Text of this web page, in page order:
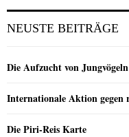
NEUSTE BEITRÄGE
Die Aufzucht von
Internationale Aktion gegen
Die Piri-Reis Karte